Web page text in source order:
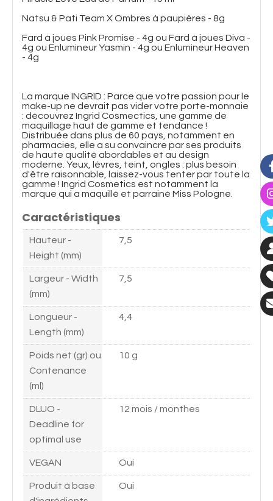
Natsu & Pati Team X Ombres à paupières - 8g
Fard à joues Pink Promise - 4g ou Fard à joues Diva -
4g ou Enlumineur Yasmin - 4g ou Enlumineur Heaven
- 4g
La marque INGRID : Parce que votre passion pour le
make-up ne devrait pas vider votre porte-monnaie
: découvrez Ingrid Cosmectics, une gamme de
maquillage haut de gamme et tendance !
Distribuée dans plus de 60 pays, notamment en
pharmacies, elle a su convaincre par ses produits
de haute qualité abordables et au design
moderne. Yeux, lèvres, teint, ongles : plus besoin
d'être raisonnable, laissez-vous tenter par toute la
gamme ! Ingrid Cosmetics est notamment la
marque qui a maquillé et parrainé Miss Pologne.
Caractéristiques
Hauteur -
Height (mm)
7,5
Largeur - Width
(mm)
7,5
Longueur -
Length (mm)
4,4
Poids net (gr) ou
Contenance
(ml)
10 g
DLUO -
Deadline for
optimal use
12 mois / monthes
VEGAN Oui
Produit à base
Oui